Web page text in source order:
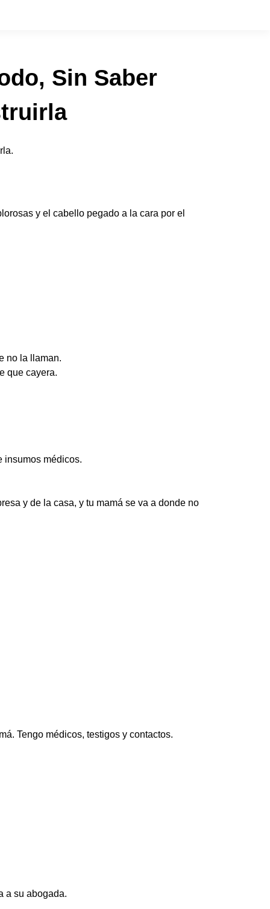
Sin Saber
y el cabello pegado a la cara por el
no la llaman.
que cayera.
insumos médicos.
y de la casa, y tu mamá se va a donde no
Tengo médicos, testigos y contactos.
a su abogada.